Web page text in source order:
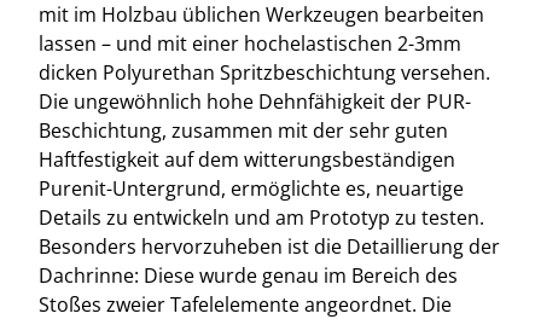
mit im Holzbau üblichen Werkzeugen bearbeiten
lassen – und mit einer hochelastischen 2-3mm
dicken Polyurethan Spritzbeschichtung versehen.
Die ungewöhnlich hohe Dehnfähigkeit der PUR-
Beschichtung, zusammen mit der sehr guten
Haftfestigkeit auf dem witterungsbeständigen
Purenit-Untergrund, ermöglichte es, neuartige
Details zu entwickeln und am Prototyp zu testen.
Besonders hervorzuheben ist die Detaillierung der
Dachrinne: Diese wurde genau im Bereich des
Stoßes zweier Tafelelemente angeordnet. Die